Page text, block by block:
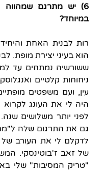
6) יש מתרגם
במיוחד?
רות לבנית האחת
הוא בעיני יצירת מופת.
ששורשיה נמתחים עד
ניחוחות קלטיים
עין, ועם משפטים
היה לי את העונג
לפני יותר משלושים
גם את התרגום שלה
לדקלם לי את העורב של
של זאב ז'בוטינסקי.
"טריק המסיבות" שלי